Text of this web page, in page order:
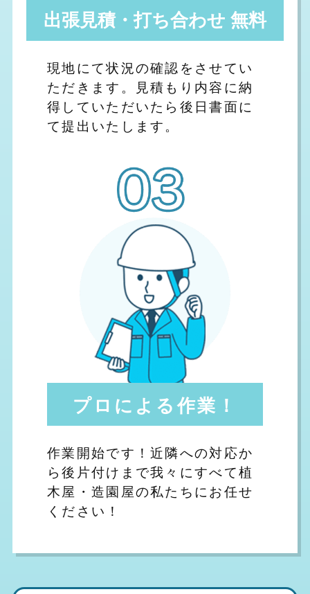
出張見積・打ち合わせ 無料
現地にて状況の確認をさせてい
ただきます。見積もり内容に納
得していただいたら後日書面に
て提出いたします。
プロによる作業！
作業開始です！近隣への対応か
ら後片付けまで我々にすべて植
木屋・造園屋の私たちにお任せ
ください！